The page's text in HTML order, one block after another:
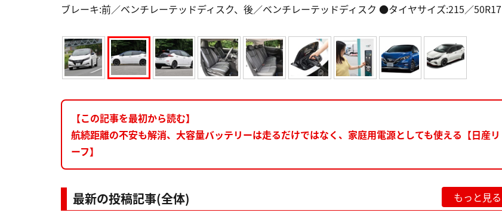
ブレーキ:前／ベンチレーテッドディスク、後／ベンチレーテッドディスク ●タイヤサイズ:215／50R17
【この記事を最初から読む】
航続距離の不安も解消、大容量バッテリーは走るだけではなく、家庭用電源としても使える【日産リ
ーフ】
最新の投稿記事(全体) もっと見る